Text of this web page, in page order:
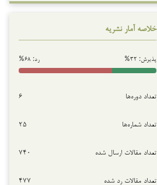
خلاصه آمار نشریه
پذیرش: ۳۲% رد: ۶۸%
تعداد دوره‌ها ۶
تعداد شماره‌ها ۲۵
تعداد مقالات ارسال شده ۷۴۰
تعداد مقالات رد شده ۴۷۷